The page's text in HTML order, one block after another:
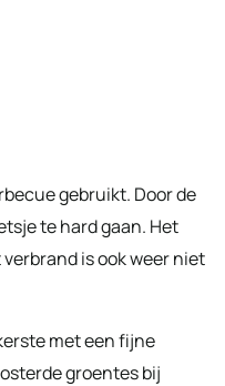
gebruikt. Door de
te hard gaan. Het
is ook weer niet
met een fijne
groentes bij